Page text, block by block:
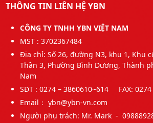
THÔNG TIN LIÊN HỆ YBN
CÔNG TY TNHH YBN VIỆT NAM
MST : 3702367484
Địa chỉ: Số 26, đường N3, khu 1, Khu
Thần 3, Phường Bình Dương, Thành
Nam
SĐT : 0274 – 3860610~614 FAX: 0274
Email： ybn@ybn-vn.com
Người phụ trách: Mr. Mark -